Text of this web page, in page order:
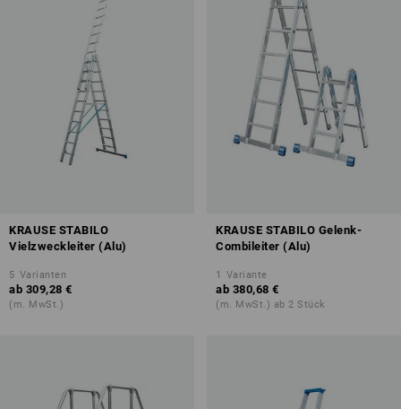
KRAUSE STABILO
Vielzweckleiter (Alu)
5 Varianten
ab 309,28 €
(m. MwSt.)
KRAUSE STABILO Gelenk-
Combileiter (Alu)
1 Variante
ab 380,68 €
(m. MwSt.) ab 2 Stück